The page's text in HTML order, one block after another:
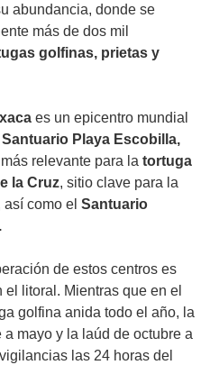
abundancia, donde se
más de dos mil
golfinas, prietas y
es un epicentro mundial
Santuario Playa Escobilla,
relevante para la tortuga
la Cruz, sitio clave para la
así como el Santuario
de estos centros es
litoral. Mientras que en el
golfina anida todo el año, la
mayo y la laúd de octubre a
las 24 horas del